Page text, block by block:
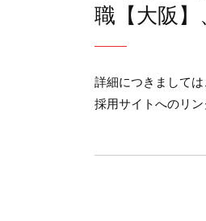
職【大阪】
詳細につきまして
採用サイトへのリン